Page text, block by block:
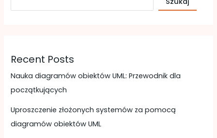
Recent Posts
Nauka diagramów obiektów UML: Przewodnik dla
początkujących
Uproszczenie złożonych systemów za pomocą
diagramów obiektów UML